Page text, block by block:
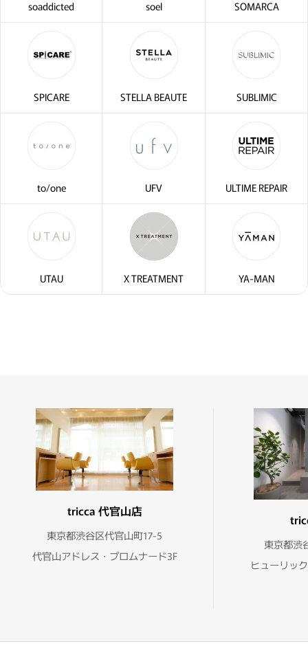
サブリミック正規販売店
soaddicted soel SOMARCA
SPICARE STELLA BEAUTE SUBLIMIC
to/one UFV ULTIME REPAIR
UTAU X TREATMENT YA-MAN
tricca 代官山店
東京都渋谷区代官山町17-5
代官山アドレス・プロムナード3F
東京都渋
ヒューリッ